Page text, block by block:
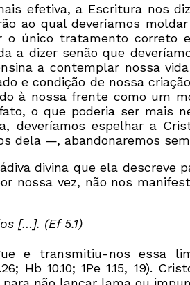
efetiva, a Escritura nos
ao qual deveríamos
único tratamento correto
a dizer senão que
a contemplar nossa
e condição de nossa
à nossa frente como um
o que poderia ser mais
deveríamos espelhar a
—, abandonaremos
divina que ela descreve
nossa vez, não nos
[…]. (Ef 5.1)
e transmitiu-nos essa
Hb 10.10; 1Pe 1.15, 19).